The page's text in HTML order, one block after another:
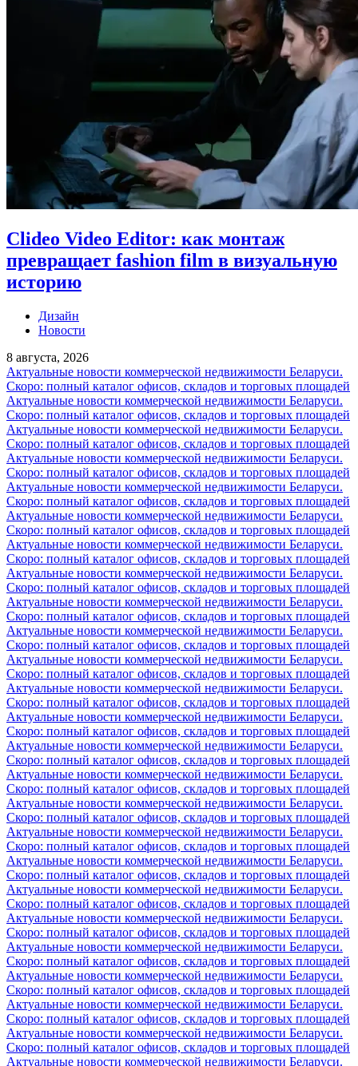
Clideo Video Editor: как монтаж
превращает fashion film в визуальную
историю
Дизайн
Новости
8 августа, 2026
Актуальные новости коммерческой недвижимости Беларуси.
Скоро: полный каталог офисов, складов и торговых площадей
Актуальные новости коммерческой недвижимости Беларуси.
Скоро: полный каталог офисов, складов и торговых площадей
Актуальные новости коммерческой недвижимости Беларуси.
Скоро: полный каталог офисов, складов и торговых площадей
Актуальные новости коммерческой недвижимости Беларуси.
Скоро: полный каталог офисов, складов и торговых площадей
Актуальные новости коммерческой недвижимости Беларуси.
Скоро: полный каталог офисов, складов и торговых площадей
Актуальные новости коммерческой недвижимости Беларуси.
Скоро: полный каталог офисов, складов и торговых площадей
Актуальные новости коммерческой недвижимости Беларуси.
Скоро: полный каталог офисов, складов и торговых площадей
Актуальные новости коммерческой недвижимости Беларуси.
Скоро: полный каталог офисов, складов и торговых площадей
Актуальные новости коммерческой недвижимости Беларуси.
Скоро: полный каталог офисов, складов и торговых площадей
Актуальные новости коммерческой недвижимости Беларуси.
Скоро: полный каталог офисов, складов и торговых площадей
Актуальные новости коммерческой недвижимости Беларуси.
Скоро: полный каталог офисов, складов и торговых площадей
Актуальные новости коммерческой недвижимости Беларуси.
Скоро: полный каталог офисов, складов и торговых площадей
Актуальные новости коммерческой недвижимости Беларуси.
Скоро: полный каталог офисов, складов и торговых площадей
Актуальные новости коммерческой недвижимости Беларуси.
Скоро: полный каталог офисов, складов и торговых площадей
Актуальные новости коммерческой недвижимости Беларуси.
Скоро: полный каталог офисов, складов и торговых площадей
Актуальные новости коммерческой недвижимости Беларуси.
Скоро: полный каталог офисов, складов и торговых площадей
Актуальные новости коммерческой недвижимости Беларуси.
Скоро: полный каталог офисов, складов и торговых площадей
Актуальные новости коммерческой недвижимости Беларуси.
Скоро: полный каталог офисов, складов и торговых площадей
Актуальные новости коммерческой недвижимости Беларуси.
Скоро: полный каталог офисов, складов и торговых площадей
Актуальные новости коммерческой недвижимости Беларуси.
Скоро: полный каталог офисов, складов и торговых площадей
Актуальные новости коммерческой недвижимости Беларуси.
Скоро: полный каталог офисов, складов и торговых площадей
Актуальные новости коммерческой недвижимости Беларуси.
Скоро: полный каталог офисов, складов и торговых площадей
Актуальные новости коммерческой недвижимости Беларуси.
Скоро: полный каталог офисов, складов и торговых площадей
Актуальные новости коммерческой недвижимости Беларуси.
Скоро: полный каталог офисов, складов и торговых площадей
Актуальные новости коммерческой недвижимости Беларуси.